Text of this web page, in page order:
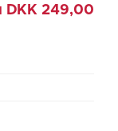
DKK 249,00